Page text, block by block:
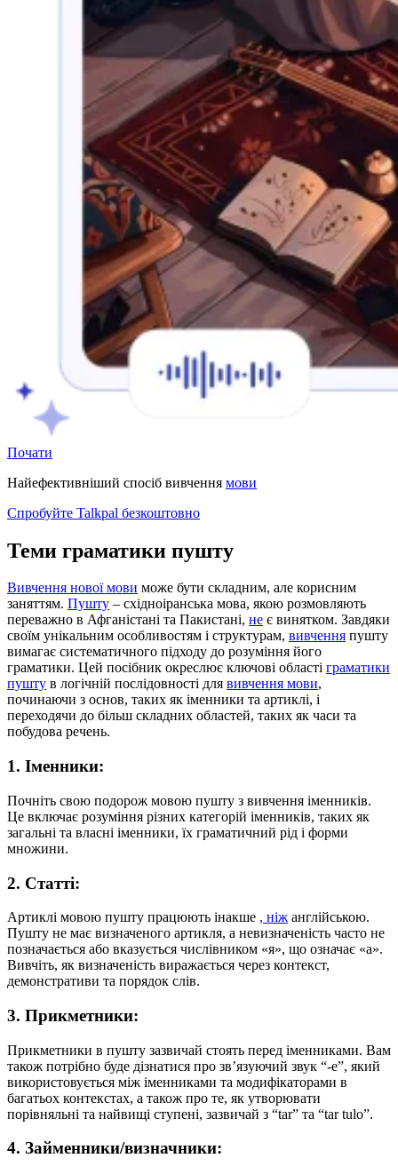
Почати
Найефективніший спосіб вивчення мови
Спробуйте Talkpal безкоштовно
Теми граматики пушту
Вивчення нової мови може бути складним, але корисним
заняттям. Пушту – східноіранська мова, якою розмовляють
переважно в Афганістані та Пакистані, не є винятком. Завдяки
своїм унікальним особливостям і структурам, вивчення пушту
вимагає систематичного підходу до розуміння його
граматики. Цей посібник окреслює ключові області граматики
пушту в логічній послідовності для вивчення мови,
починаючи з основ, таких як іменники та артиклі, і
переходячи до більш складних областей, таких як часи та
побудова речень.
1. Іменники:
Почніть свою подорож мовою пушту з вивчення іменників.
Це включає розуміння різних категорій іменників, таких як
загальні та власні іменники, їх граматичний рід і форми
множини.
2. Статті:
Артиклі мовою пушту працюють інакше , ніж англійською.
Пушту не має визначеного артикля, а невизначеність часто не
позначається або вказується числівником «я», що означає «а».
Вивчіть, як визначеність виражається через контекст,
демонстративи та порядок слів.
3. Прикметники:
Прикметники в пушту зазвичай стоять перед іменниками. Вам
також потрібно буде дізнатися про зв’язуючий звук “-e”, який
використовується між іменниками та модифікаторами в
багатьох контекстах, а також про те, як утворювати
порівняльні та найвищі ступені, зазвичай з “tar” та “tar tulo”.
4. Займенники/визначники: